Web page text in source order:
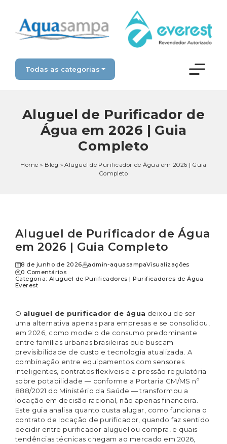
Todas as categorias
Aluguel de Purificador de
Água em 2026 | Guia
Completo
Home » Blog »Aluguel de Purificador de Água em 2026 | Guia
Completo
Aluguel de Purificador de Água
em 2026 | Guia Completo
8 de junho de 2026 admin-aquasampaVisualizações
0 Comentários
Categoria:Aluguel de Purificadores |Purificadores de Água
Everest
O aluguel de purificador de água deixou de ser
uma alternativa apenas para empresas e se consolidou,
em 2026, como modelo de consumo predominante
entre famílias urbanas brasileiras que buscam
previsibilidade de custo e tecnologia atualizada. A
combinação entre equipamentos com sensores
inteligentes, contratos flexíveis e a pressão regulatória
sobre potabilidade — conforme a Portaria GM/MS nº
888/2021 do Ministério da Saúde — transformou a
locação em decisão racional, não apenas financeira.
Este guia analisa quanto custa alugar, como funciona o
contrato de locação de purificador, quando faz sentido
decidir entre purificador aluguel ou compra, e quais
tendências técnicas chegam ao mercado em 2026,